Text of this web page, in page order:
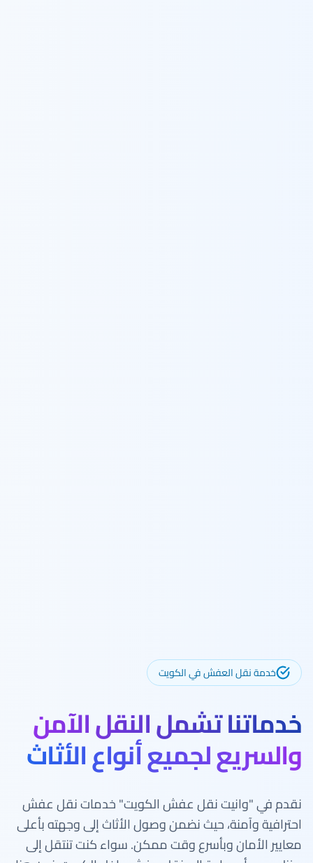
خدمة نقل العفش في الكويت
خدماتنا تشمل النقل الآمن
والسريع لجميع أنواع الأثاث
نقدم في "وانيت نقل عفش الكويت" خدمات نقل عفش
احترافية وآمنة، حيث نضمن وصول الأثاث إلى وجهته بأعلى
معايير الأمان وبأسرع وقت ممكن. سواء كنت تنتقل إلى